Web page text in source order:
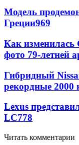
Модель
Греции969
Как изменилась
фото 79-летней
Гибридный
рекордные 2000
Lexus
LC778
Читать комментарии